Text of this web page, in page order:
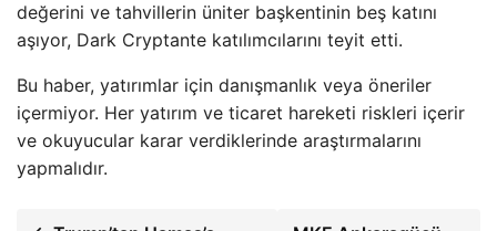
değerini ve tahvillerin üniter başkentinin beş katını
aşıyor, Dark Cryptante katılımcılarını teyit etti.
Bu haber, yatırımlar için danışmanlık veya öneriler
içermiyor. Her yatırım ve ticaret hareketi riskleri içerir
ve okuyucular karar verdiklerinde araştırmalarını
yapmalıdır.